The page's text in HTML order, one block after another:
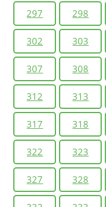
297 298
302 303
307 308
312 313
317 318
322 323
327 328